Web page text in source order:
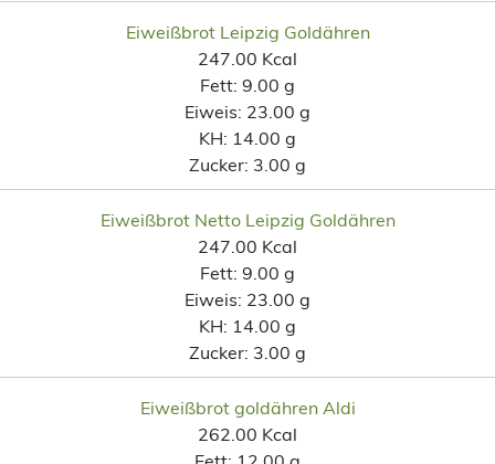
Eiweißbrot Leipzig Goldähren
247.00 Kcal
Fett: 9.00 g
Eiweis: 23.00 g
KH: 14.00 g
Zucker: 3.00 g
Eiweißbrot Netto Leipzig Goldähren
247.00 Kcal
Fett: 9.00 g
Eiweis: 23.00 g
KH: 14.00 g
Zucker: 3.00 g
Eiweißbrot goldähren Aldi
262.00 Kcal